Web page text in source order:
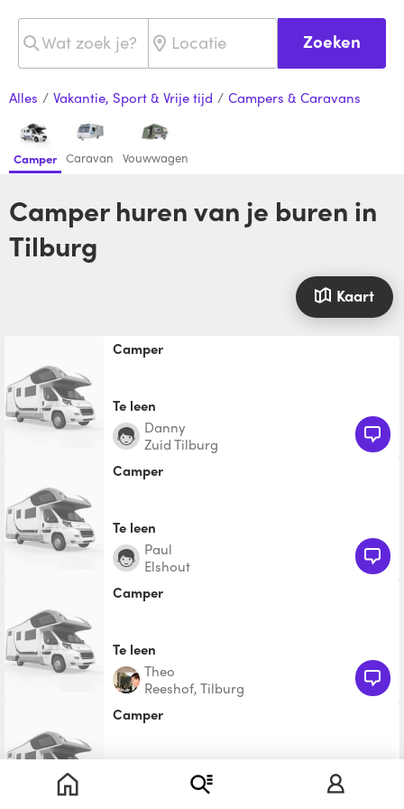
Zoeken
Alles / Vakantie, Sport & Vrije tijd / Campers & Caravans
Camper Caravan Vouwwagen
Camper huren van je buren in
Tilburg
Kaart
Camper
Te leen
Danny
Zuid Tilburg
camper
Te leen
Paul
Elshout
camper
Te leen
Theo
Reeshof, Tilburg
Camper
Marjolein